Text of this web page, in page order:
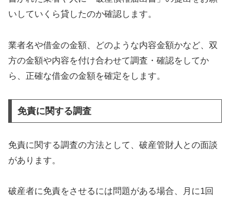
いしていくら貸したのか確認します。
業者名や借金の金額、どのような内容金額かなど、双
方の金額や内容を付け合わせて調査・確認をしてか
ら、正確な借金の金額を確定をします。
免責に関する調査
免責に関する調査の方法として、破産管財人との面談
があります。
破産者に免責をさせるには問題がある場合、月に1回